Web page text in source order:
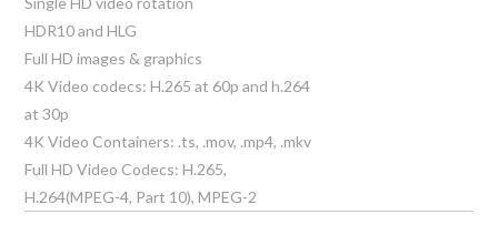
HDR10 and HLG
Full HD images & graphics
4K Video codecs: H.265 at 60p and h.264
at 30p
4K Video Containers: .ts, .mov, .mp4, .mkv
Full HD Video Codecs: H.265,
H.264(MPEG-4, Part 10), MPEG-2